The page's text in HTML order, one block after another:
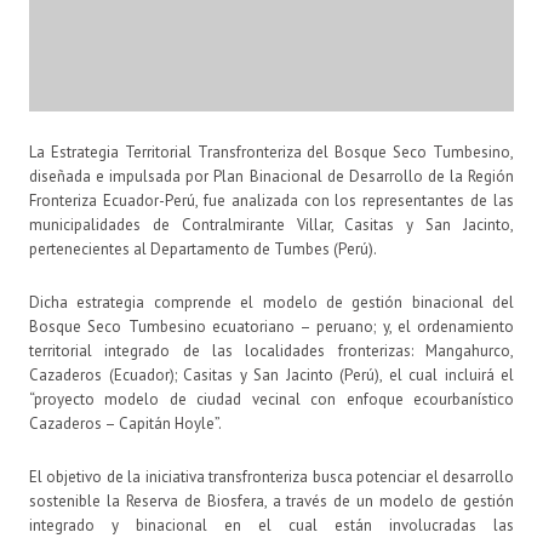
La Estrategia Territorial Transfronteriza del Bosque Seco Tumbesino,
diseñada e impulsada por Plan Binacional de Desarrollo de la Región
Fronteriza Ecuador-Perú, fue analizada con los representantes de las
municipalidades de Contralmirante Villar, Casitas y San Jacinto,
pertenecientes al Departamento de Tumbes (Perú).
Dicha estrategia comprende el modelo de gestión binacional del
Bosque Seco Tumbesino ecuatoriano – peruano; y, el ordenamiento
territorial integrado de las localidades fronterizas: Mangahurco,
Cazaderos (Ecuador); Casitas y San Jacinto (Perú), el cual incluirá el
“proyecto modelo de ciudad vecinal con enfoque ecourbanístico
Cazaderos – Capitán Hoyle”.
El objetivo de la iniciativa transfronteriza busca potenciar el desarrollo
sostenible la Reserva de Biosfera, a través de un modelo de gestión
integrado y binacional en el cual están involucradas las